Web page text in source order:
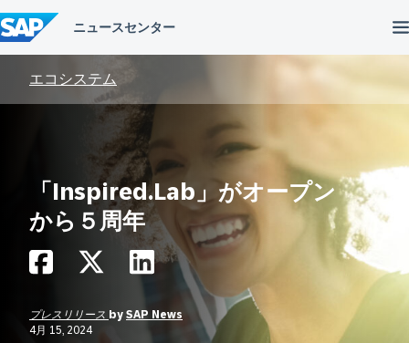
ン
テ
ン
エコシステム
「Inspired.Lab」がオープン
から５周年
プレスリリース by SAP News
4月 15, 2024